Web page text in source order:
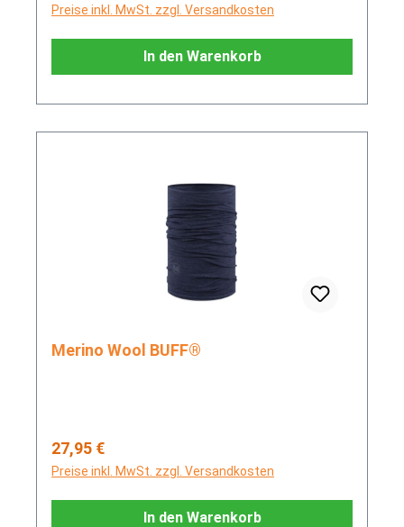
Preise inkl. MwSt. zzgl. Versandkosten
In den Warenkorb
Merino Wool BUFF®
Regulärer Preis:
27,95 €
Preise inkl. MwSt. zzgl. Versandkosten
In den Warenkorb